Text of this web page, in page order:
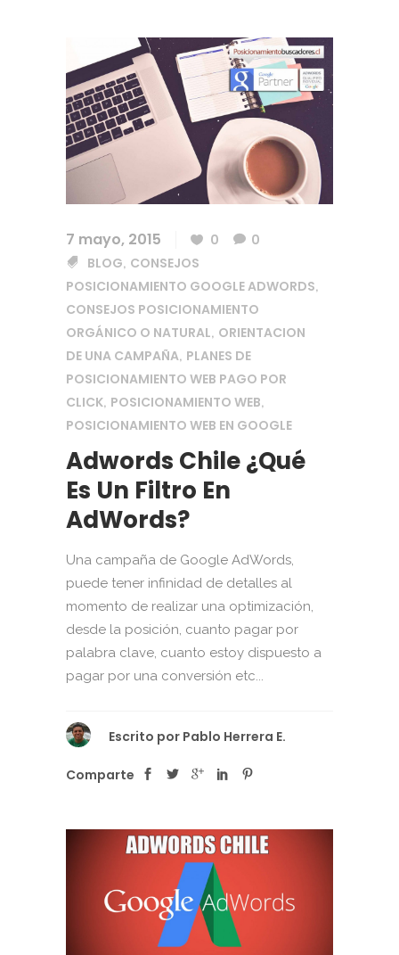
7 mayo, 2015 0
0
BLOG, CONSEJOS
POSICIONAMIENTO GOOGLE ADWORDS,
CONSEJOS POSICIONAMIENTO
ORGÁNICO O NATURAL, ORIENTACION
DE UNA CAMPAÑA, PLANES DE
POSICIONAMIENTO WEB PAGO POR
CLICK, POSICIONAMIENTO WEB,
POSICIONAMIENTO WEB EN GOOGLE
Adwords Chile ¿Qué
Es Un Filtro En
AdWords?
Una campaña de Google AdWords,
puede tener infinidad de detalles al
momento de realizar una optimización,
desde la posición, cuanto pagar por
palabra clave, cuanto estoy dispuesto a
pagar por una conversión etc...
Escrito por Pablo Herrera E.
Comparte